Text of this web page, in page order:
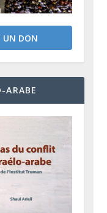
UN DON
ARABE